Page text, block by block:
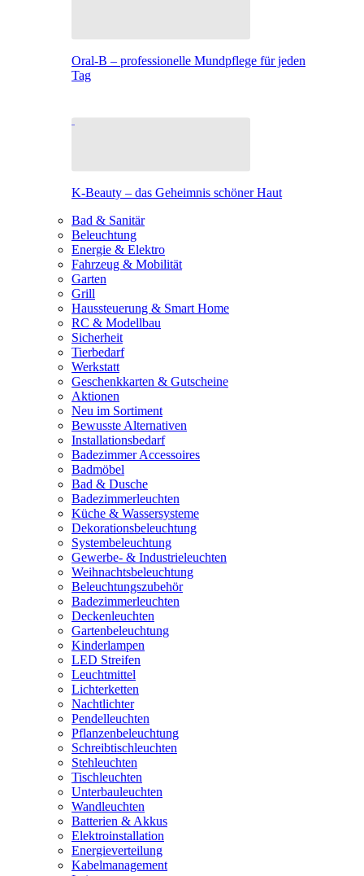
Oral-B – professionelle Mundpflege für jeden
Tag
K-Beauty – das Geheimnis schöner Haut
Bad & Sanitär
Beleuchtung
Energie & Elektro
Fahrzeug & Mobilität
Garten
Grill
Haussteuerung & Smart Home
RC & Modellbau
Sicherheit
Tierbedarf
Werkstatt
Geschenkkarten & Gutscheine
Aktionen
Neu im Sortiment
Bewusste Alternativen
Installationsbedarf
Badezimmer Accessoires
Badmöbel
Bad & Dusche
Badezimmerleuchten
Küche & Wassersysteme
Dekorationsbeleuchtung
Systembeleuchtung
Gewerbe- & Industrieleuchten
Weihnachtsbeleuchtung
Beleuchtungszubehör
Badezimmerleuchten
Deckenleuchten
Gartenbeleuchtung
Kinderlampen
LED Streifen
Leuchtmittel
Lichterketten
Nachtlichter
Pendelleuchten
Pflanzenbeleuchtung
Schreibtischleuchten
Stehleuchten
Tischleuchten
Unterbauleuchten
Wandleuchten
Batterien & Akkus
Elektroinstallation
Energieverteilung
Kabelmanagement